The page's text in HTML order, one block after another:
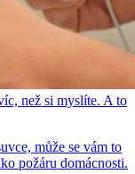
než si myslíte. A to
může se vám to
požáru domácnosti.